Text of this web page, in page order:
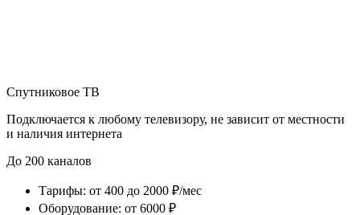
Спутниковое ТВ
Подключается к любому телевизору, не зависит от местности
и наличия интернета
До 200 каналов
Тарифы: от 400 до 2000 ₽/мес
Оборудование: от 6000 ₽